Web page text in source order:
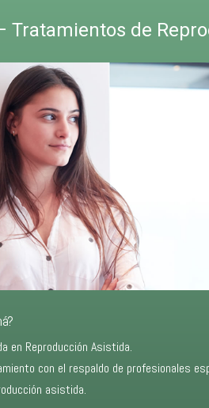
Tratamientos de
en Reproducción Asistida.
con el respaldo de profesionales
asistida.